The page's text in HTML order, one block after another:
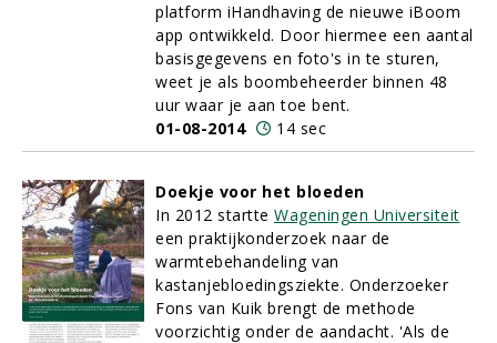
platform iHandhaving de nieuwe iBoom
app ontwikkeld. Door hiermee een aantal
basisgegevens en foto's in te sturen,
weet je als boombeheerder binnen 48
uur waar je aan toe bent.
01-08-2014
14 sec
Doekje voor het bloeden
In 2012 startte Wageningen Universiteit
een praktijkonderzoek naar de
warmtebehandeling van
kastanjebloedingsziekte. Onderzoeker
Fons van Kuik brengt de methode
voorzichtig onder de aandacht. 'Als de